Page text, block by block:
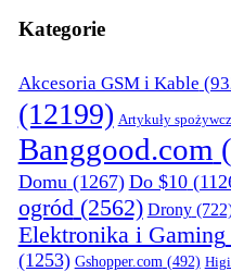
Kategorie
Akcesoria GSM i Kable
(12199) Artykuły
Banggood.com
Domu (1267) Do $10
ogród(2562) Drony
Elektronika i Gaming
(1253) Gshopper.com (492)